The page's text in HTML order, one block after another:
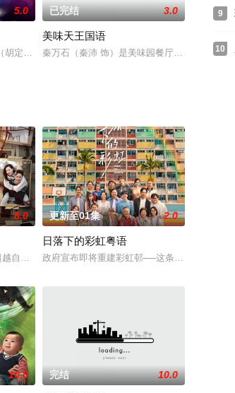
劇都
杀迷情」、「美女与野兽」、「火百合」
5.0
胡定欣 饰）结婚多年，共同养育着女儿薛思思（杨铠凝
已完结 3.0
美味天王国语
秦万石（秦沛 饰）是美味园餐厅的老板，他自
都
金錢與權勢、追求不屬於自己的愛，非份
8.0
自我，然而，當欲望失控，過份貪圖金錢與權勢、追求
更新至01集 2.0
日落下的彩虹粤语
政府宣布即将重建彩虹邨──这条超过60年的名
10.0 完结 10.0
9
10